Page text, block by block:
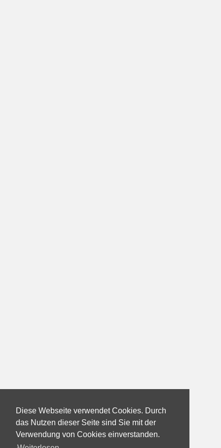
Diese Webseite verwendet Cookies. Durch
das Nutzen dieser Seite sind Sie mit der
Verwendung von Cookies einverstanden.